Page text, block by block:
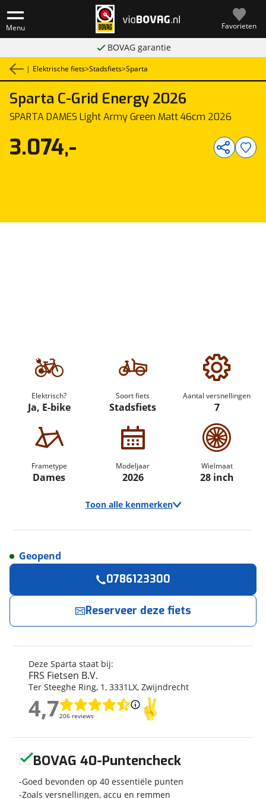
Menu Favorieten
BOVAG garantie
| Elektrische fiets>Stadsfiets>Sparta
Sparta C-Grid Energy 2026
SPARTA DAMES Light Army Green Matt 46cm 2026
Elektrisch?
Ja, E-bike
Soort fiets
Stadsfiets
Aantal versnellingen
7
Frametype
Dames
Modeljaar
2026
Wielmaat
28 inch
Toon alle kenmerken
C-Grid Energy 2026
Modeljaar
2026
Framehoogte
Wielmaat
28 inch
Nieuw of occasion
Nieuw
Techniek
Transmissie
Naaf
3.074,-
Deze Sparta staat bij:
FRS Fietsen B.V.
Ter Steeghe Ring, 1, 3331LX, Zwijndrecht
4,7206 reviews
4,7
Geopend
0786123300
Reserveer deze fiets
Reserveernu!
FRS Fietsen B.V. neemt snel contact met je op.
Jouw contactgegevens
E-mailadres
BOVAG 40-Puntencheck
Goed bevonden op 40 essentiële punten
Zoals versnellingen, accu en remmen